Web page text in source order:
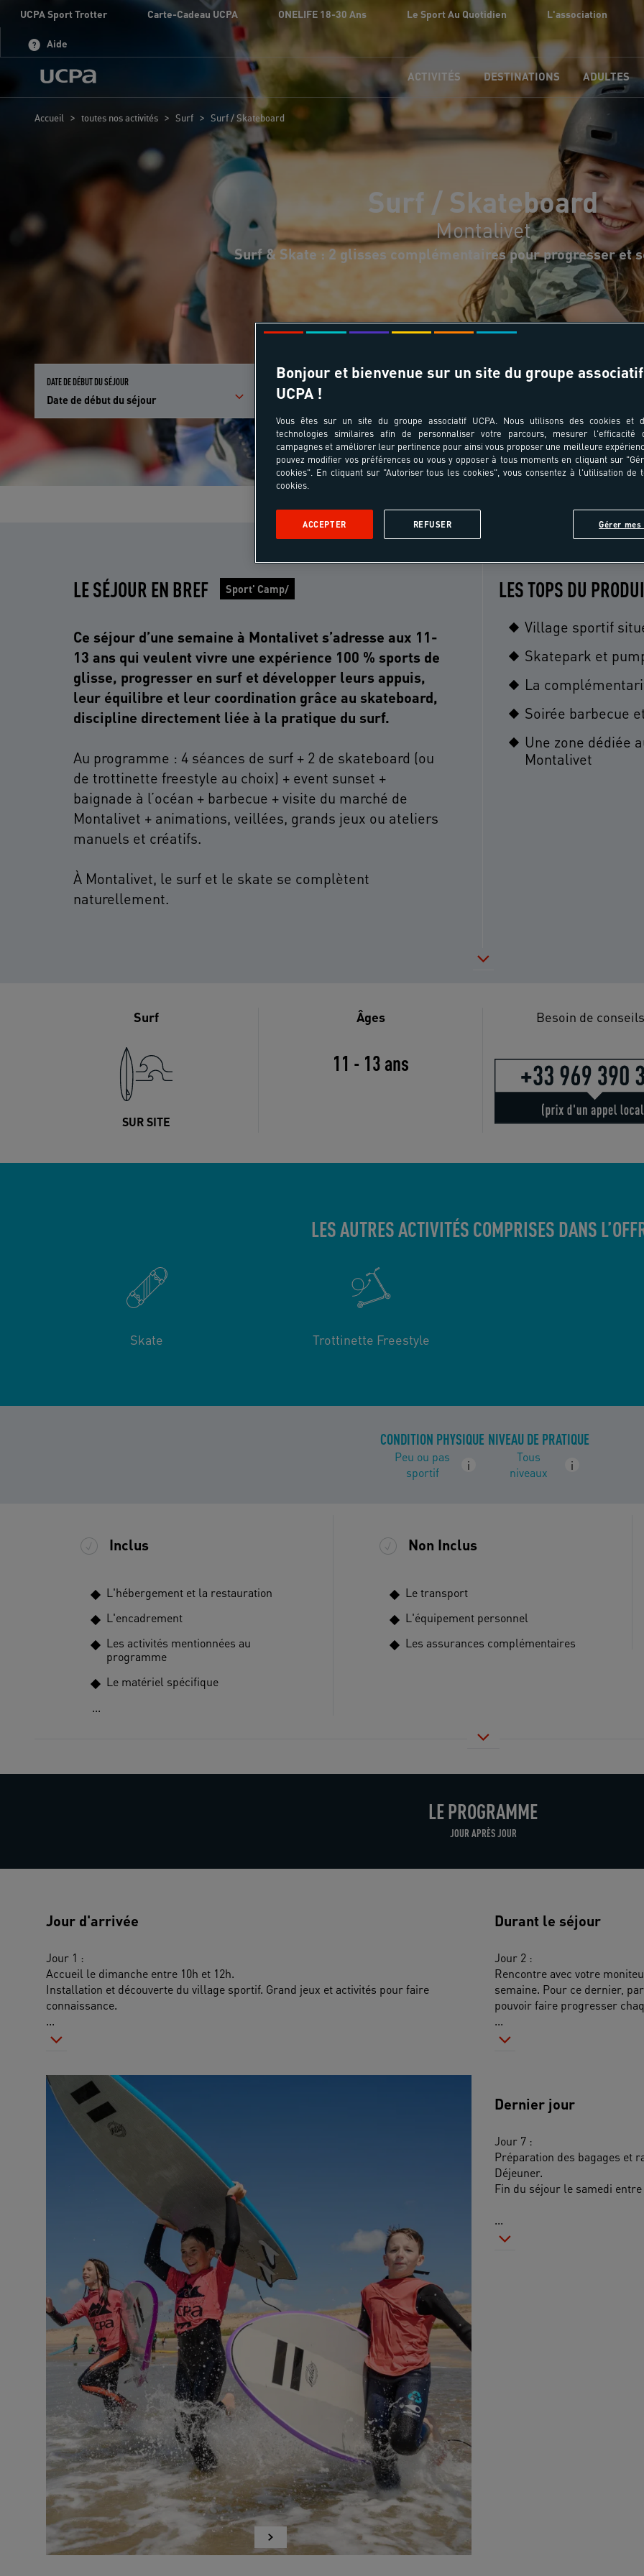
UCPA Sport Trotter Carte-Cadeau UCPA ONELIFE 18-30 Ans Le Sport Au Quotidien L'association
Aide
ACTIVITÉS DESTINATIONS ADULTES
Accueil > toutes nos activités > Surf > Surf / Skateboard
Surf / Skateboard
Montalivet
Surf & Skate : 2 glisses complémentaires pour progresser et
DATE DE DÉBUT DU SÉJOUR
Date de début du séjour
PARTICIPANTS ET ÂGES
Qui participe au séjour ?
TRANSPORT
LE SÉJOUR EN BREF Sport' Camp/
Ce séjour d’une semaine à Montalivet s’adresse aux 11-
13 ans qui veulent vivre une expérience 100 % sports de
glisse, progresser en surf et développer leurs appuis,
leur équilibre et leur coordination grâce au skateboard,
discipline directement liée à la pratique du surf.
Au programme : 4 séances de surf + 2 de skateboard (ou
de trottinette freestyle au choix) + event sunset +
baignade à l’océan + barbecue + visite du marché de
Montalivet + animations, veillées, grands jeux ou ateliers
manuels et créatifs.
À Montalivet, le surf et le skate se complètent
LES TOPS DU
Village sportif
Skatepark et
La
Soirée barbecue
Une zone dédiée
Montalivet
Surf
SUR SITE
Âges
11 - 13 ans
Besoin de
LES AUTRES ACTIVITÉS COMPRISES DANS
Skate Trottinette Freestyle
CONDITION PHYSIQUE
Peu ou pas
sportif
i
NIVEAU DE PRATIQUE
Tous
niveaux
i
Inclus
L'hébergement et la restauration
L'encadrement
Les activités mentionnées au
programme
Le matériel spécifique
...
Non Inclus
Le transport
L'équipement personnel
Les assurances complémentaires
LE PROGRAMME
JOUR APRÈS JOUR
Jour d'arrivée
Jour 1 :
Accueil le dimanche entre 10h et 12h.
Installation et découverte du village sportif. Grand jeux et activités pour faire
connaissance.
...
Durant le séjour
Jour 2 :
Rencontre avec votre
semaine. Pour ce dernier,
pouvoir faire progresser
...
Dernier jour
Jour 7 :
Préparation des bagages et
Déjeuner.
Fin du séjour le samedi entre
...
Bonjour et bienvenue sur un site du groupe associatif
UCPA !
Vous êtes sur un site du groupe associatif UCPA. Nous utilisons des cookies et
technologies similaires afin de personnaliser votre parcours, mesurer l'efficacité
campagnes et améliorer leur pertinence pour ainsi vous proposer une meilleure
pouvez modifier vos préférences ou vous y opposer à tous moments en cliquant sur
cookies". En cliquant sur "Autoriser tous les cookies", vous consentez à l'utilisation de
cookies.
Gérer mes
REFUSER
ACCEPTER